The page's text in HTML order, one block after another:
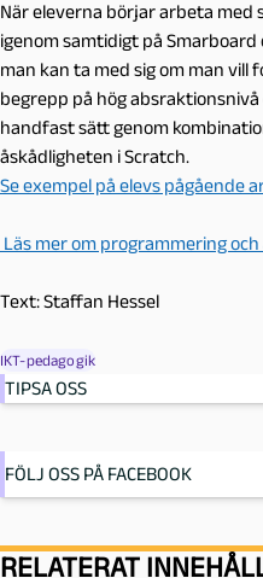
När eleverna börjar arbeta med
igenom samtidigt på
man kan ta med sig om man
begrepp på hög
handfast sätt genom
åskådligheten i Scratch.
Se exempel på elevs pågående
Läs mer om programmering
Text: Staffan Hessel
IKT-pedagogik
TIPSA OSS
FÖLJ OSS PÅ FACEBOOK
RELATERAT